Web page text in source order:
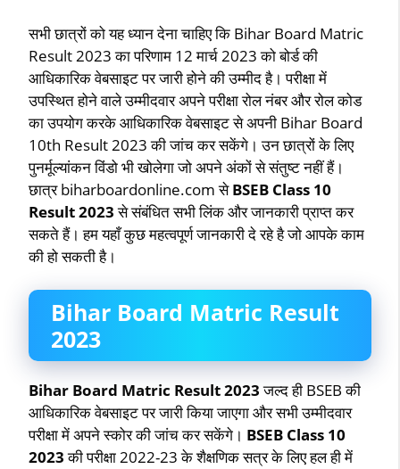
सभी छात्रों को यह ध्यान देना चाहिए कि Bihar Board Matric
Result 2023 का परिणाम 12 मार्च 2023 को बोर्ड की
आधिकारिक वेबसाइट पर जारी होने की उम्मीद है। परीक्षा में
उपस्थित होने वाले उम्मीदवार अपने परीक्षा रोल नंबर और रोल कोड
का उपयोग करके आधिकारिक वेबसाइट से अपनी Bihar Board
10th Result 2023 की जांच कर सकेंगे। उन छात्रों के लिए
पुनर्मूल्यांकन विंडो भी खोलेगा जो अपने अंकों से संतुष्ट नहीं हैं।
छात्र biharboardonline.com सेBSEB Class 10
Result 2023से संबंधित सभी लिंक और जानकारी प्राप्त कर
सकते हैं। हम यहाँ कुछ महत्वपूर्ण जानकारी दे रहे है जो आपके काम
की हो सकती है।
Bihar Board Matric Result
2023
Bihar Board Matric Result 2023जल्द ही BSEB की
आधिकारिक वेबसाइट पर जारी किया जाएगा और सभी उम्मीदवार
परीक्षा में अपने स्कोर की जांच कर सकेंगे। BSEB Class 10
2023की परीक्षा 2022-23 के शैक्षणिक सत्र के लिए हल ही में